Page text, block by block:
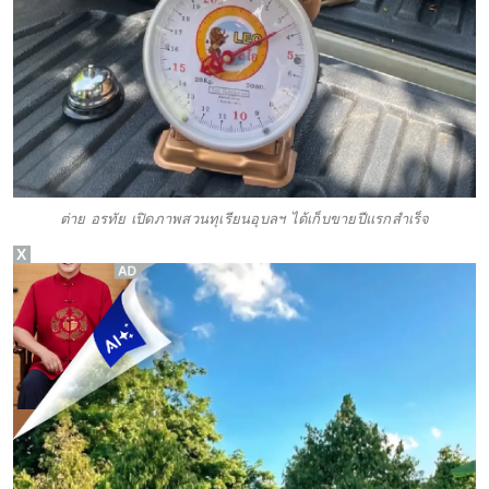
ต่าย อรทัย เปิดภาพสวนทุเรียนอุบลฯ ได้เก็บขายปีแรกสำเร็จ
X